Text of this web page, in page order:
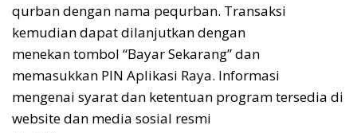
qurban dengan nama pequrban. Transaksi
kemudian dapat dilanjutkan dengan
menekan tombol “Bayar Sekarang” dan
memasukkan PIN Aplikasi Raya. Informasi
mengenai syarat dan ketentuan program tersedia di
website dan media sosial resmi